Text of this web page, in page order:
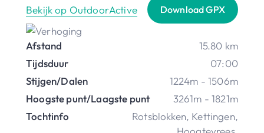
Bekijk op OutdoorActive Download GPX
Afstand
15.80 km
Tijdsduur
07:00
Stijgen/Dalen
1224m - 1506m
Hoogste punt/Laagste punt
3261m - 1821m
Tochtinfo
Rotsblokken, Kettingen,